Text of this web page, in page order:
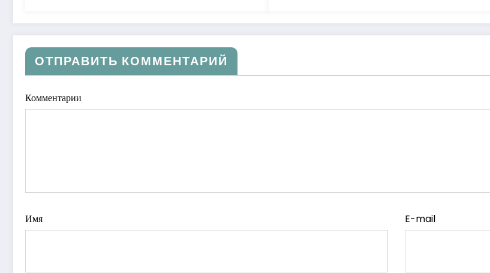
ОТПРАВИТЬ КОММЕНТАРИЙ
Комментарии
Имя E-mail